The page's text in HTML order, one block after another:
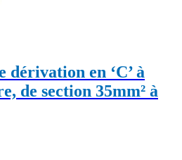
dérivation en ‘C’ à
de section 35mm² à